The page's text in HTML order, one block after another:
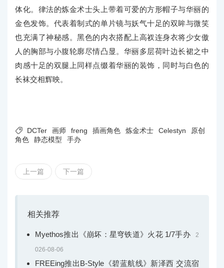
体化。律法的炼金术士头上带着可爱的方形帽子与华丽的
金色发饰。代表着制式的单片镜与妖气十足的双眸与微笑
也充满了神秘感。黑色的内衣搭配上高衩连身衣将少女傲
人的胸部与小腹轮廓尽情凸显。华丽多层荷叶边长裙之中
肉感十足的双腿上同样点缀着华丽的装饰，同时与白色的
长袜交相辉映。
 DCTer 画师 freng 插画角色 炼金术士 Celestyn
原创
角色
静态模型 手办
上一篇 下一篇
相关推荐
Myethos推出《崩坏：星穹铁道》火花 1/7手办 2
026-08-06
FREEing推出B-Style《碧蓝航线》新泽西 交流宿